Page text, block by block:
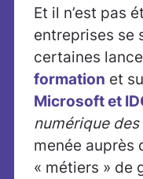
Et il n’est pas
entreprises se
certaines
formation et
Microsoft et
numérique des
menée auprès
« métiers » de